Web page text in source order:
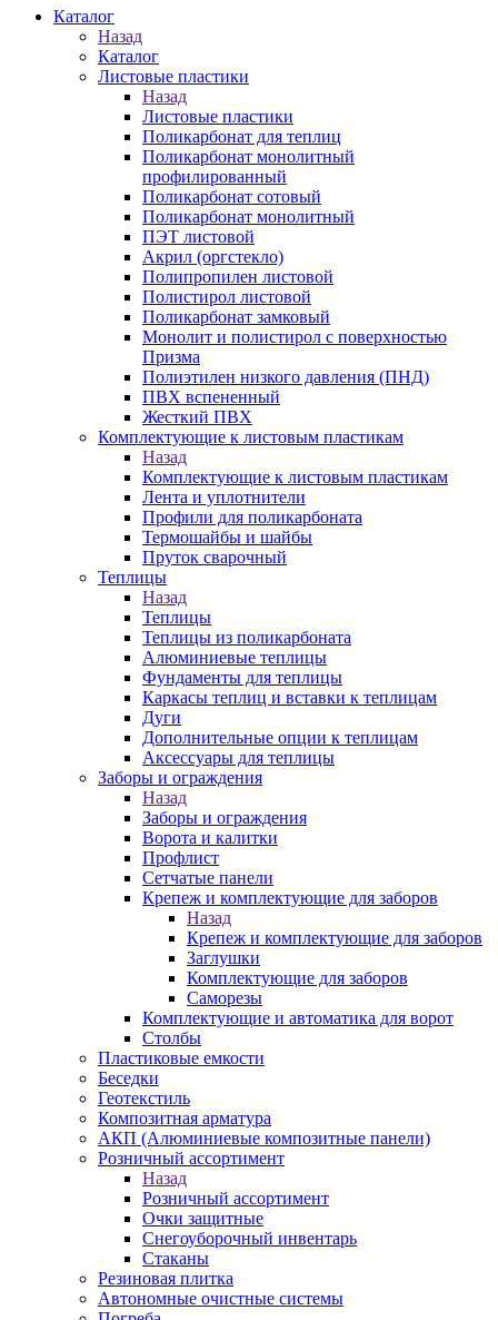
Каталог
Назад
Каталог
Листовые пластики
Назад
Листовые пластики
Поликарбонат для теплиц
Поликарбонат монолитный
профилированный
Поликарбонат сотовый
Поликарбонат монолитный
ПЭТ листовой
Акрил (оргстекло)
Полипропилен листовой
Полистирол листовой
Поликарбонат замковый
Монолит и полистирол с поверхностью
Призма
Полиэтилен низкого давления (ПНД)
ПВХ вспененный
Жесткий ПВХ
Комплектующие к листовым пластикам
Назад
Комплектующие к листовым пластикам
Лента и уплотнители
Профили для поликарбоната
Термошайбы и шайбы
Пруток сварочный
Теплицы
Назад
Теплицы
Теплицы из поликарбоната
Алюминиевые теплицы
Фундаменты для теплицы
Каркасы теплиц и вставки к теплицам
Дуги
Дополнительные опции к теплицам
Аксессуары для теплицы
Заборы и ограждения
Назад
Заборы и ограждения
Ворота и калитки
Профлист
Сетчатые панели
Крепеж и комплектующие для заборов
Назад
Крепеж и комплектующие для заборов
Заглушки
Комплектующие для заборов
Саморезы
Комплектующие и автоматика для ворот
Столбы
Пластиковые емкости
Беседки
Геотекстиль
Композитная арматура
АКП (Алюминиевые композитные панели)
Розничный ассортимент
Назад
Розничный ассортимент
Очки защитные
Снегоуборочный инвентарь
Стаканы
Резиновая плитка
Автономные очистные системы